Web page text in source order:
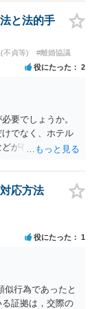
と法的手
不貞等) #離婚協議
役にたった 2
要でしょうか。
でなく、ホテル
が有効です。 不
す。 ただし、不
評価につながる
まで。
応方法
役にたった 1
行為であったと
証拠は，交際の